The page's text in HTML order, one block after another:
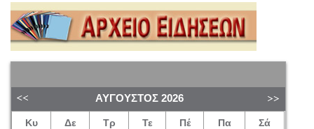
ΑΎΓΟΥΣΤΟΣ 2026
Κυ Δε Τρ Τε Πέ Πα Σά